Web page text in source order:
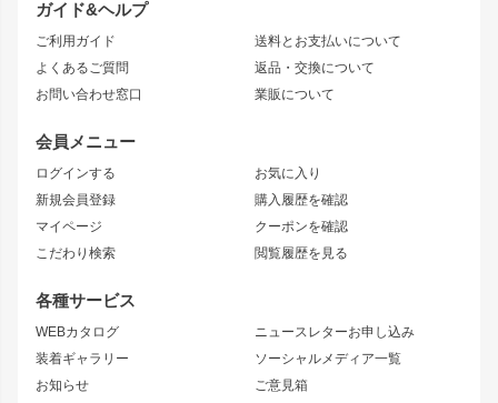
ガイド&ヘルプ
ご利用ガイド
よくあるご質問
お問い合わせ窓口
送料とお支払いについて
返品・交換について
業販について
会員メニュー
ログインする
新規会員登録
マイページ
こだわり検索
お気に入り
購入履歴を確認
クーポンを確認
閲覧履歴を見る
各種サービス
WEBカタログ
装着ギャラリー
お知らせ
ニュースレターお申し込み
ソーシャルメディア一覧
ご意見箱
JZX90 CHASER
JZX110 MARK II
JZX100 MARK II
JZX90 MARK II
トレノ
マークX
アリスト
ソアラ
アルテッツァ
ニッサン
S15 シルビア
S14 シルビア 後期
S13 シルビア
180SX
シルエイティ
ワンビア
ローレル
セフィーロ
キャラバン
エアロシリーズ
ドリフトライン
風神
雷神
レーシングライン
アタックライン
ストリームライン
リアウイング
ジムニーパーツ
ホイール